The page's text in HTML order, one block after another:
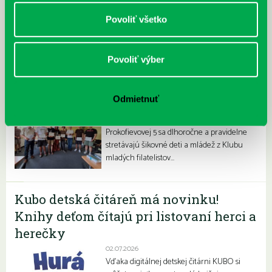
Povoliť všetko
Povoliť výber
Odmietnuť
Filatelisti ovládli olympiádu
06.07.2026
Prokofievovej 5 sa dlhoročne a pravidelne
stretávajú šikovné deti a mládež z Klubu
mladých filatelistov…
Kubo detská čitáreň má novinku!
Knihy deťom čítajú pri listovaní herci a
herečky
02.07.2026
Vďaka digitálnej detskej čitárni KUBO si